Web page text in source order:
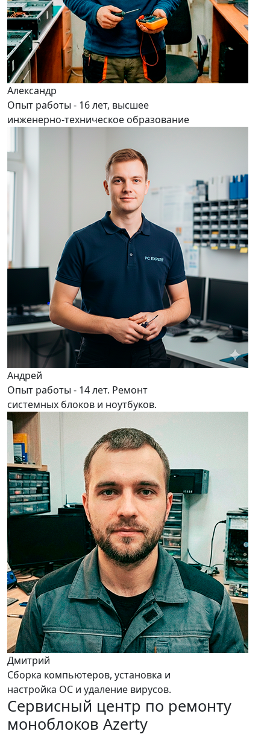
Александр
Опыт работы - 16 лет, высшее
инженерно-техническое образование
Андрей
Опыт работы - 14 лет. Ремонт
системных блоков и ноутбуков.
Дмитрий
Сборка компьютеров, установка и
настройка ОС и удаление вирусов.
Сервисный центр по ремонту
моноблоков Azerty